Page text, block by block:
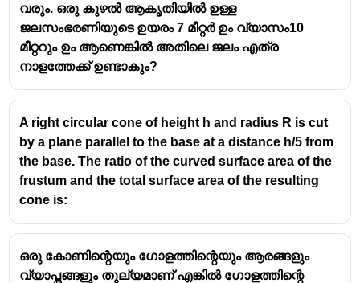
Since it is asolid cylinder , it must be covered
completely⇒ useTotal Surface Area (TSA).
\text{TSA}
= 2\pi r(h
+ r)
TSA = 2πr(h + r)
= 2 \times
\frac{22}
{7} \times
3.5 \times
(8 + 3.5)
7 3.5
Simplify:
(2 \times
\frac{22}
{7}
\times
3.5 = 22)
( 2× 7
22 ×3.5 = 22)
\text{TSA}
= 22 \times
11.5 = 253
\text{ sq
TSA = 22×11.5 = 253sq units
Total cost
\text{Cost}
= 253
\times 8
Cost = 253× 8= ₹2024
വരും. ഒരു കുഴൽ ആകൃതിയിൽ ഉള്ള
ജലസംഭരണിയുടെ ഉയരം 7 മീറ്റർ ഉം വ്യാസം10
മീറ്ററും ഉം ആണെങ്കിൽ അതിലെ ജലം എത്ര
നാളത്തേക്ക് ഉണ്ടാകും?
A right circular cone of height h and radius R is cut
by a plane parallel to the base at a distance h/5 from
the base. The ratio of the curved surface area of the
frustum and the total surface area of the resulting
cone is:
ഒരു കോണിന്റെയും ഗോളത്തിന്റെയും ആരങ്ങളും
വ്യാപ്തങ്ങളും തുല്യമാണ് എങ്കിൽ ഗോളത്തിന്റെ